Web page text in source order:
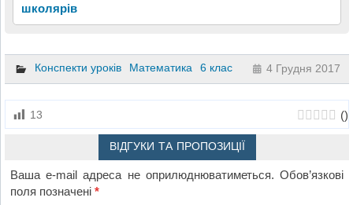
школярів
Конспекти уроків Математика 6 клас 4 Грудня 2017
13 ()
ВІДГУКИ ТА ПРОПОЗИЦІЇ
Ваша e-mail адреса не оприлюднюватиметься. Обов’язкові
поля позначені*